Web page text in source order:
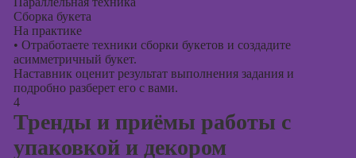
Сборка букета
На практике
• Отработаете техники сборки букетов и создадите
асимметричный букет.
Наставник оценит результат выполнения задания и
подробно разберет его с вами.
4
Тренды и приёмы работы с
упаковкой и декором